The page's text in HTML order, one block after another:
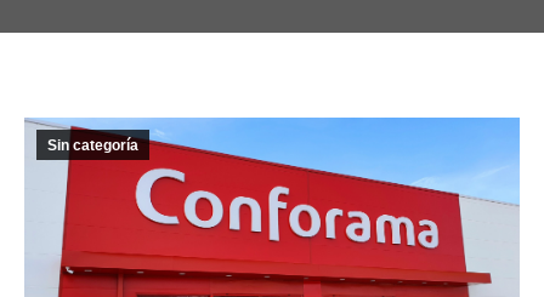
Sin categoría